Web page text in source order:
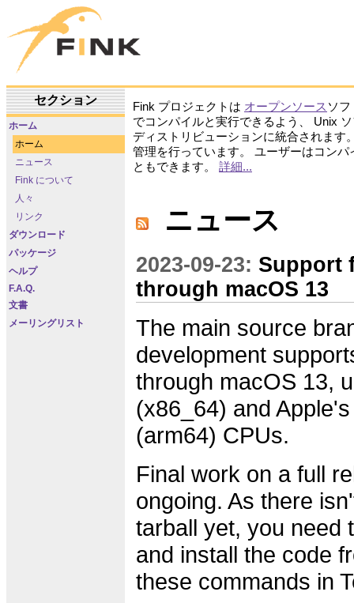
セクション
ホーム
ホーム
ニュース
Fink について
人々
リンク
ダウンロード
パッケージ
ヘルプ
F.A.Q.
文書
メーリングリスト
Fink プロジェクトは オープンソース ソ
でコンパイルと実行できるよう、 Unix
ディストリビューションに統合されます
管理を行っています。 ユーザーはコン
ともできます。 詳細...
ニュース
2023-09-23: Support
through macOS 13
The main source
development
through macOS 13,
(x86_64) and
(arm64) CPUs.
Final work on a full
ongoing. As there
tarball yet, you need
and install the code
these commands in